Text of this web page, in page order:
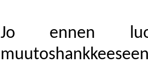
Jo ennen